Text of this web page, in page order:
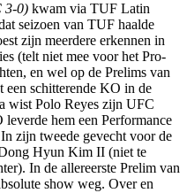
3-0) kwam via TUF Latin
seizoen van TUF haalde
zijn meerdere erkennen in
(telt niet mee voor het Pro-
en wel op de Prelims van
schitterende KO in de
wist Polo Reyes zijn UFC
hem een Performance
zijn tweede gevecht voor de
Hyun Kim II (niet te
In de allereerste Prelim van
show weg. Over en